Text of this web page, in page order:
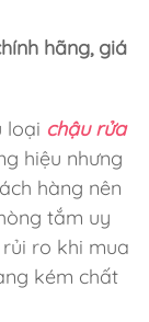
hãng, giá
loại chậu rửa
hiệu nhưng
hàng nên
tắm uy
ro khi mua
kém chất